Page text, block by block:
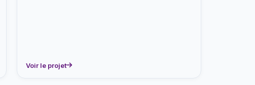
Voir le projet